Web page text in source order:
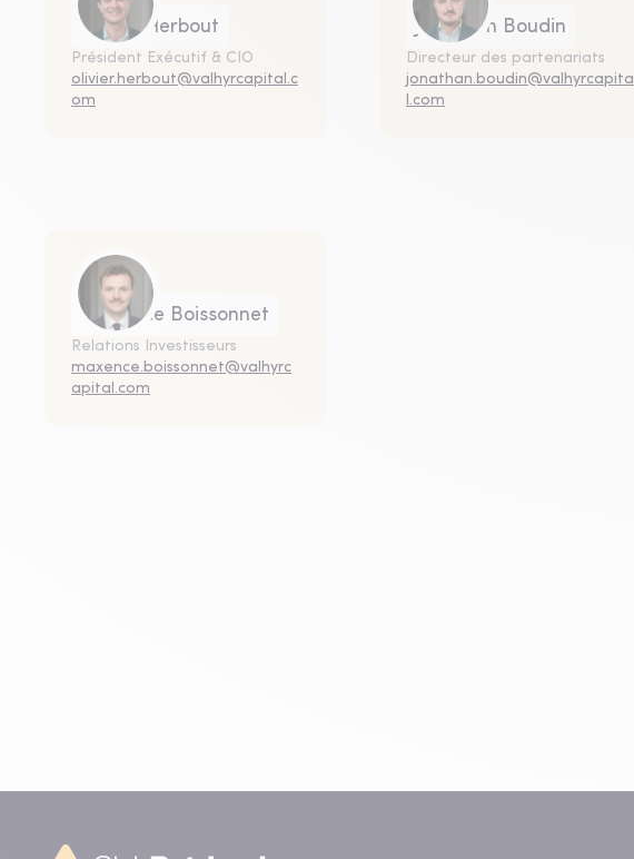
Olivier Herbout
Président Exécutif & CIO
olivier.herbout@valhyrcapital.c
om
Jonathan Boudin
Directeur des partenariats
jonathan.boudin@valhyrcapita
l.com
Maxence Boissonnet
Relations Investisseurs
maxence.boissonnet@valhyrc
apital.com